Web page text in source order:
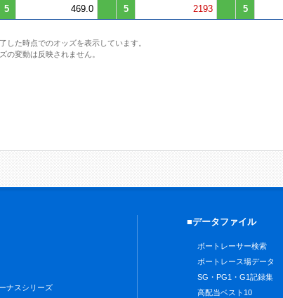
5 469.0 5 2193 5
した時点でのオッズを表示しています。
の変動は反映されません。
ナスシリーズ
■データファイル
ボートレーサー検索
ボートレース場データ
SG・PG1・G1記録集
高配当ベスト10